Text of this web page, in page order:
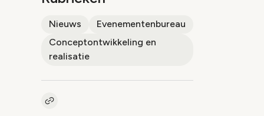
Nieuws
Evenementenbureau
Conceptontwikkeling en
realisatie
Kopieer link naar artikel